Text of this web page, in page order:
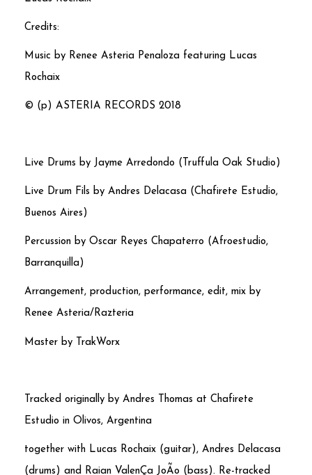
Credits:
Music by Renee Asteria Penaloza featuring Lucas
Rochaix
© (p) ASTERIA RECORDS 2018
Live Drums by Jayme Arredondo (Truffula Oak Studio)
Live Drum Fils by Andres Delacasa (Chafirete Estudio,
Buenos Aires)
Percussion by Oscar Reyes Chapaterro (Afroestudio,
Barranquilla)
Arrangement, production, performance, edit, mix by
Renee Asteria/Razteria
Master by TrakWorx
Tracked originally by Andres Thomas at Chafirete
Estudio in Olivos, Argentina
together with Lucas Rochaix (guitar), Andres Delacasa
(drums) and Raian ValenÇa JoÃo (bass). Re-tracked